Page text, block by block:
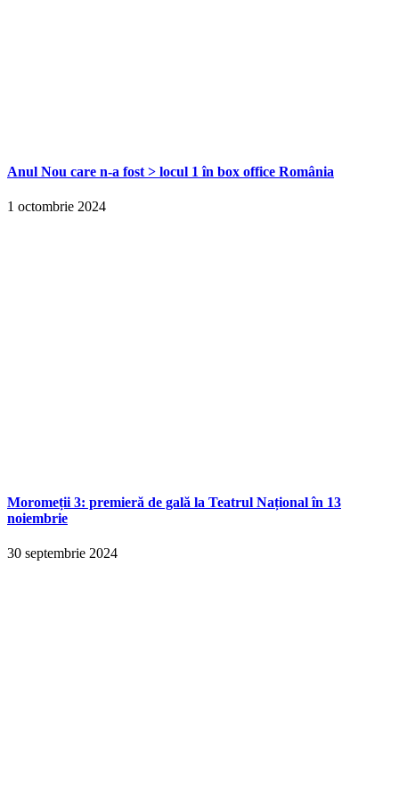
Anul Nou care n-a fost > locul 1 în box office România
1 octombrie 2024
Moromeții 3: premieră de gală la Teatrul Național în 13
noiembrie
30 septembrie 2024